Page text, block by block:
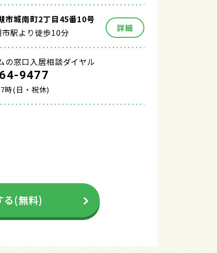
市城南町2丁目45番10号
駅より徒歩10分
詳細
の窓口入居相談ダイヤル
9477
時(日・祝休)
る(無料)